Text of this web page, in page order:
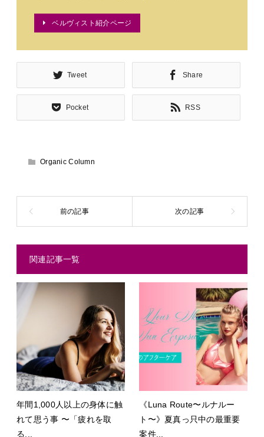
ベルヴィスト紹介ページ
Tweet Share
Pocket RSS
Organic Column
関連記事一覧
年間1,000人以上の身体に触
れて思う事 〜「疲れを取
る...
《Luna Route〜ルナルー
ト〜》夏真っ只中の最重要
案件...